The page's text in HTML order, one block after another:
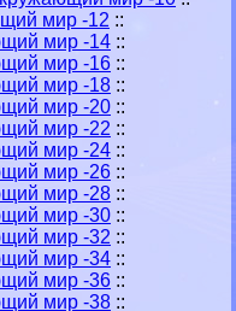
мир -12 ::
мир -14 ::
мир -16 ::
мир -18 ::
мир -20 ::
мир -22 ::
мир -24 ::
мир -26 ::
мир -28 ::
мир -30 ::
мир -32 ::
мир -34 ::
мир -36 ::
мир -38 ::